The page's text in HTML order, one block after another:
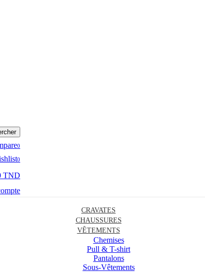
0
0
TND
CRAVATES
CHAUSSURES
VÊTEMENTS
Chemises
Pull & T-shirt
Pantalons
Sous-Vêtements